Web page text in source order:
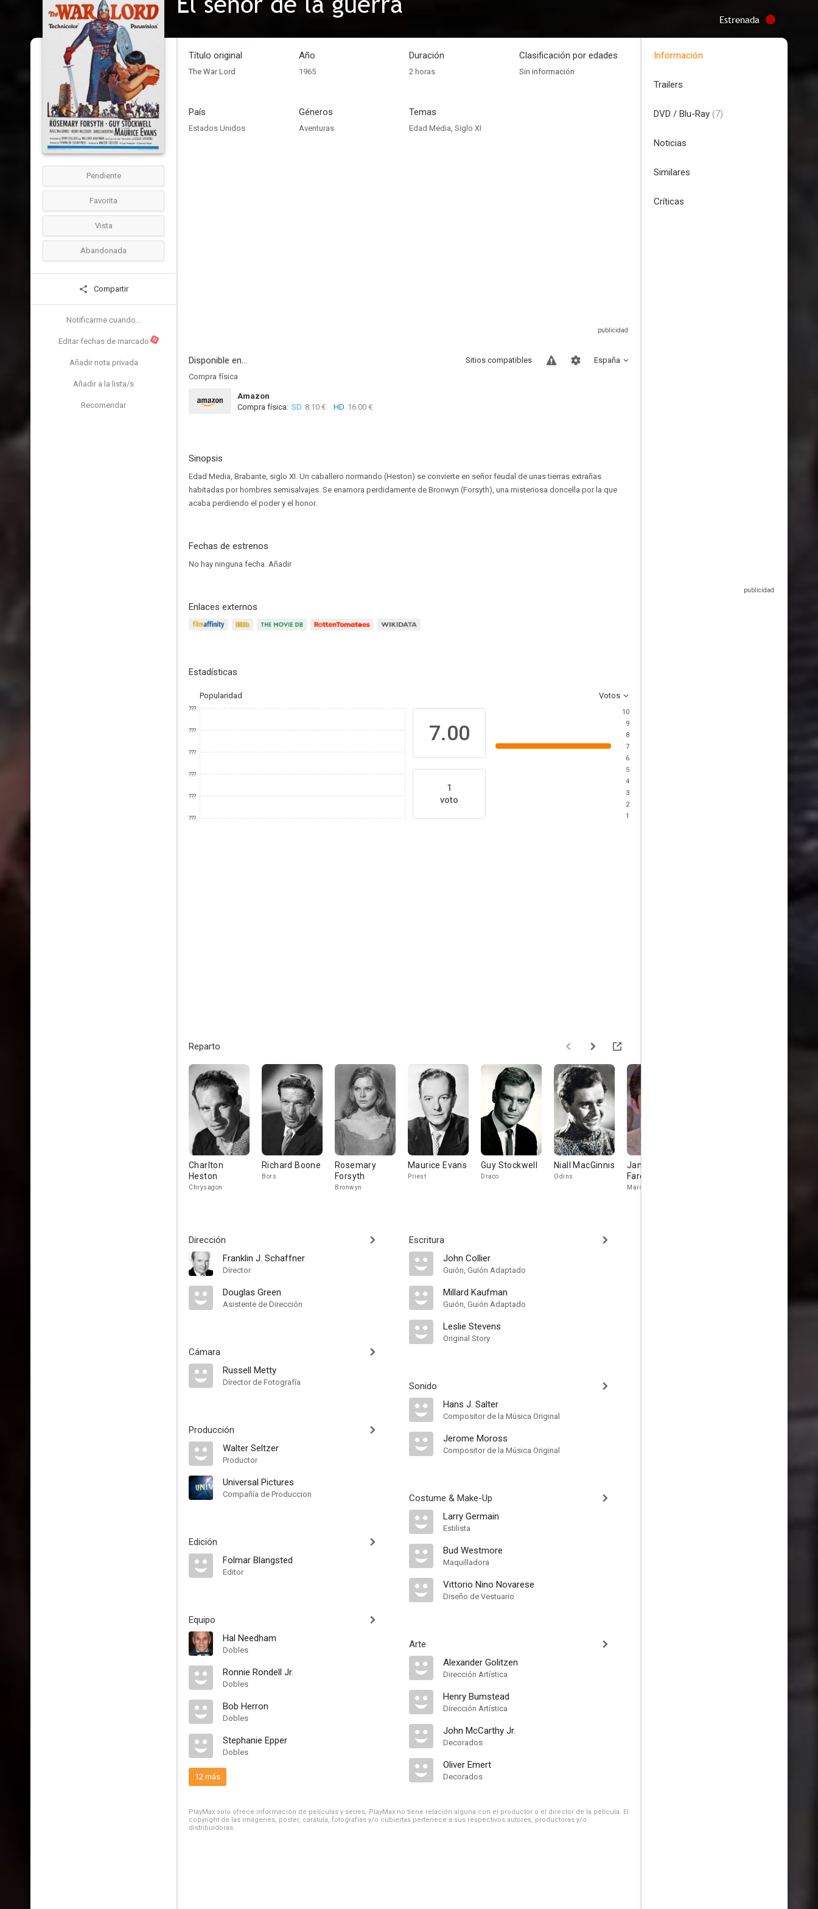
Estrenada
Pendiente
Favorita
Vista
Abandonada
Compartir
Notificarme cuando...
Editar fechas de marcado N
Añadir nota privada
Añadir a la lista/s
Recomendar
Título original
The War Lord
Año
1965
Duración
2 horas
Clasificación por edades
Sin información
País
Estados Unidos
Géneros
Aventuras
Temas
Edad Media, Siglo XI
Disponible en... España
Sitios compatibles
Compra física
Amazon
Compra física: SD 8.10 € HD 16.00 €
Sinopsis
Edad Media, Brabante, siglo XI. Un caballero normando (Heston) se convierte en señor feudal de unas tierras extrañas
habitadas por hombres semisalvajes. Se enamora perdidamente de Bronwyn (Forsyth), una misteriosa doncella por la que
acaba perdiendo el poder y el honor.
Fechas de estrenos
No hay ninguna fecha. Añadir
Enlaces externos
Estadísticas
Popularidad Votos
???
???
???
???
???
???
7.00
1
voto
10
9
8
7
6
5
4
3
2
1
Reparto
Charlton
Heston
Chrysagon
Richard Boone
Bors
Rosemary
Forsyth
Bronwyn
Maurice Evans
Priest
Guy Stockwell
Draco
Niall MacGinnis
Odins
James
Farentino
Marc
Dirección
Franklin J. Schaffner
Director
Douglas Green
Asistente de Dirección
Cámara
Russell Metty
Director de Fotografía
Producción
Walter Seltzer
Productor
Universal Pictures
Compañía de Produccion
Edición
Folmar Blangsted
Editor
Equipo
Hal Needham
Dobles
Ronnie Rondell Jr.
Dobles
Bob Herron
Dobles
Stephanie Epper
Dobles
12 más
Escritura
John Collier
Guión, Guión Adaptado
Millard Kaufman
Guión, Guión Adaptado
Leslie Stevens
Original Story
Sonido
Hans J. Salter
Compositor de la Música Original
Jerome Moross
Compositor de la Música Original
Costume & Make-Up
Larry Germain
Estilista
Bud Westmore
Maquilladora
Vittorio Nino Novarese
Diseño de Vestuario
Arte
Alexander Golitzen
Dirección Artística
Henry Bumstead
Dirección Artística
John McCarthy Jr.
Decorados
Oliver Emert
Decorados
PlayMax solo ofrece información de películas y series, PlayMax no tiene relación alguna con el productor o el director de la película. El
copyright de las imágenes, póster, carátula, fotografías y/o cubiertas pertenece a sus respectivos autores, productoras y/o
distribuidoras.
Información
Trailers
DVD / Blu-Ray (7)
Noticias
Similares
Críticas